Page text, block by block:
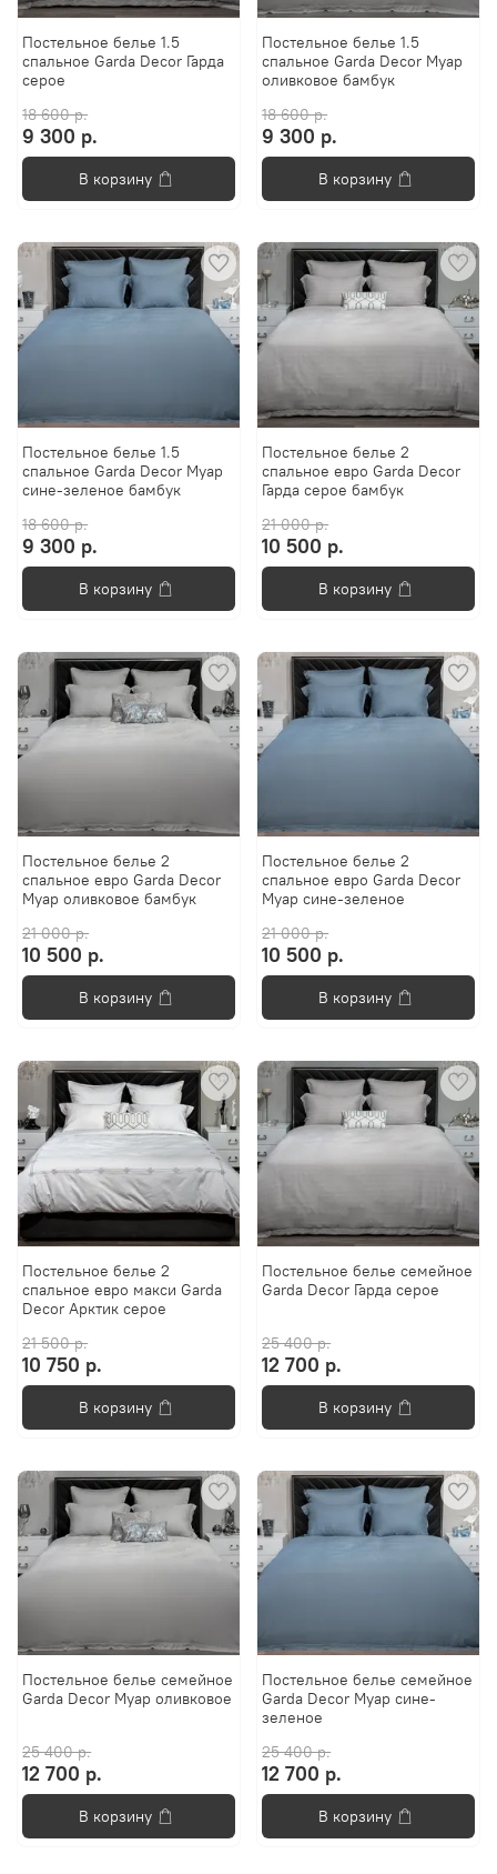
Постельное белье 1.5
спальное Garda Decor Гарда
серое
18 600 р.
9 300 р.
В корзину
Постельное белье 1.5
спальное Garda Decor Муар
оливковое бамбук
18 600 р.
9 300 р.
В корзину
Постельное белье 1.5
спальное Garda Decor Муар
сине-зеленое бамбук
18 600 р.
9 300 р.
В корзину
Постельное белье 2
спальное евро Garda Decor
Гарда серое бамбук
21 000 р.
10 500 р.
В корзину
Постельное белье 2
спальное евро Garda Decor
Муар оливковое бамбук
21 000 р.
10 500 р.
В корзину
Постельное белье 2
спальное евро Garda Decor
Муар сине-зеленое
21 000 р.
10 500 р.
В корзину
Постельное белье 2
спальное евро макси Garda
Decor Арктик серое
21 500 р.
10 750 р.
В корзину
Постельное белье семейное
Garda Decor Гарда серое
25 400 р.
12 700 р.
В корзину
Постельное белье семейное
Garda Decor Муар оливковое
25 400 р.
12 700 р.
В корзину
Постельное белье семейное
Garda Decor Муар сине-
зеленое
25 400 р.
12 700 р.
В корзину